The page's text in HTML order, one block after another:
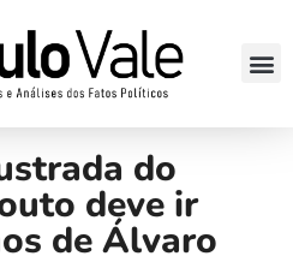
do
deve ir
de Álvaro